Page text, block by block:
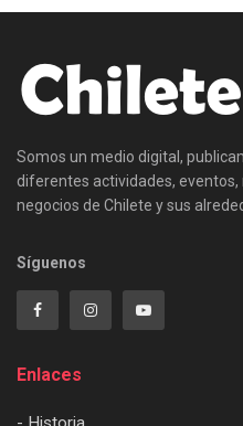
Somos un medio digital,
diferentes actividades,
negocios de Chilete y sus
Síguenos
Enlaces